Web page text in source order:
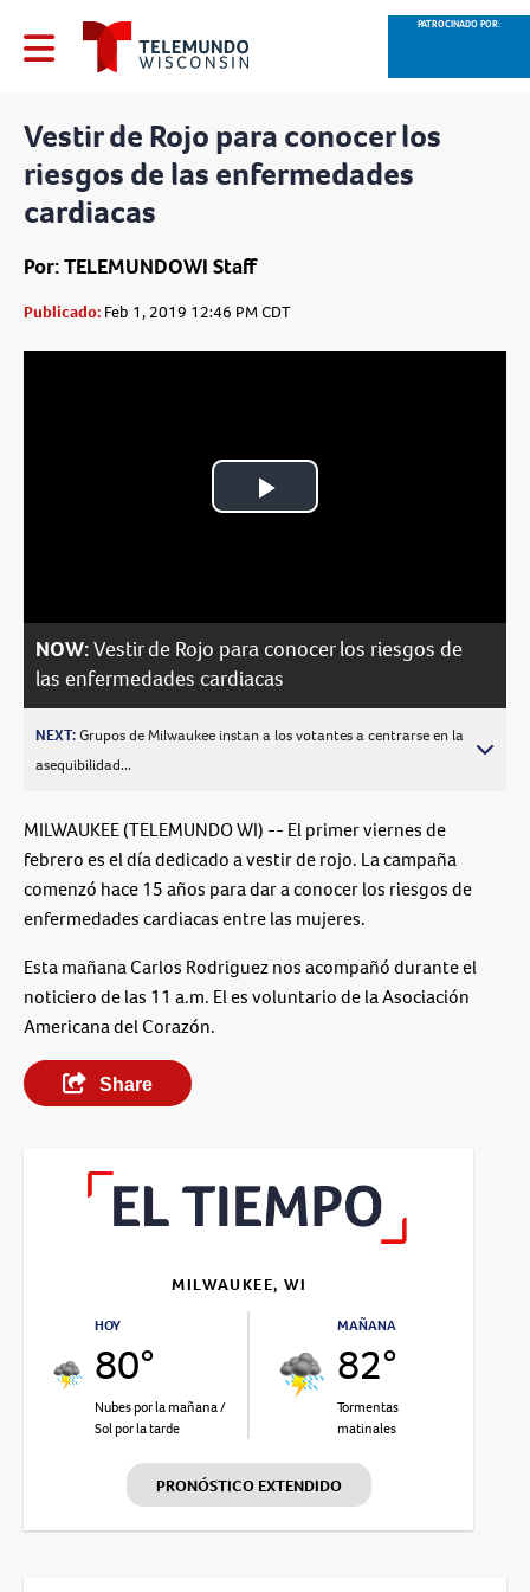
PATROCINADO POR:
Vestir de Rojo para conocer los
riesgos de las enfermedades
cardiacas
Por: TELEMUNDOWI Staff
Publicado: Feb 1, 2019 12:46 PM CDT
Play
NOW:Vestir de Rojo para conocer los riesgos de
las enfermedades cardiacas
NEXT:Grupos de Milwaukee instan a los votantes a centrarse en la
asequibilidad...
MILWAUKEE (TELEMUNDO WI) -- El primer viernes de
febrero es el día dedicado a vestir de rojo. La campaña
comenzó hace 15 años para dar a conocer los riesgos de
enfermedades cardiacas entre las mujeres.
Esta mañana Carlos Rodriguez nos acompañó durante el
noticiero de las 11 a.m. El es voluntario de la Asociación
Americana del Corazón.
Share
MILWAUKEE, WI
HOY
80°
Nubes por la mañana /
Sol por la tarde
MAÑANA
82°
Tormentas
matinales
PRONÓSTICO EXTENDIDO